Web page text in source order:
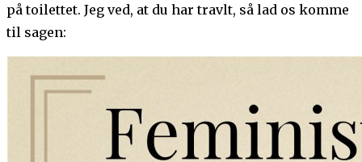
på toilettet. Jeg ved, at du har travlt, så lad os komme
til sagen: